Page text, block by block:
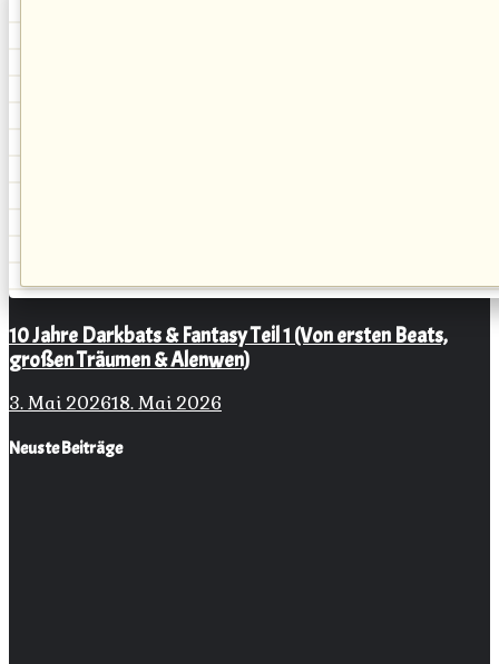
10 Jahre Darkbats & Fantasy Teil 1 (Von ersten Beats,
großen Träumen & Alenwen)
3. Mai 202618. Mai 2026
Neuste Beiträge